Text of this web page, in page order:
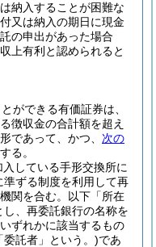
納入することが困難な
又は納入の期日に現金
の申出があった場合
上有利と認められると
ができる有価証券は、
徴収金の合計額を超え
であって、かつ、 次の
る。
している手形交換所に
準ずる制度を利用して再
関を合む。以下「所在
し、再委託銀行の名称を
ずれかに該当するもの
委託者」という。)であ